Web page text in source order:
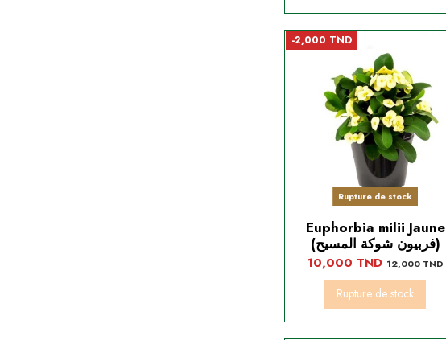
-2,000 TND
Rupture de stock
Euphorbia milii Jaune
(فربيون شوكة المسيح)
10,000 TND12,000 TND
Rupture de stock